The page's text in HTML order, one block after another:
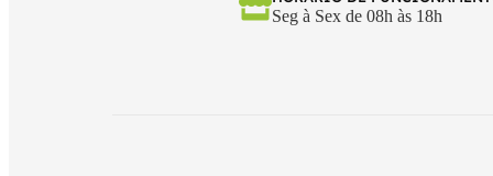
Seg à Sex de 08h às 18h